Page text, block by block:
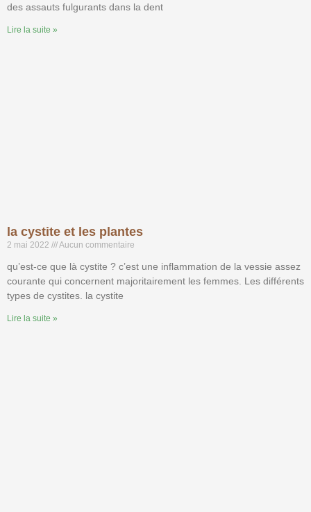
des assauts fulgurants dans la dent
Lire la suite »
la cystite et les plantes
2 mai 2022 Aucun commentaire
qu’est-ce que là cystite ? c’est une inflammation de la vessie assez
courante qui concernent majoritairement les femmes. Les différents
types de cystites. la cystite
Lire la suite »